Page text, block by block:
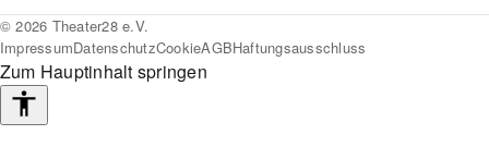
© 2026 Theater28 e.V.
ImpressumDatenschutzCookieAGBHaftungsausschluss
Zum Hauptinhalt springen
Barrierefreiheits-